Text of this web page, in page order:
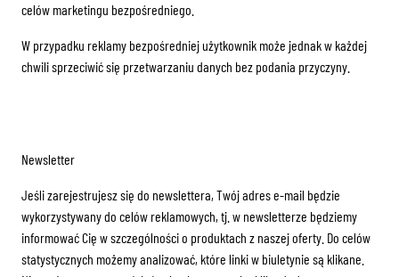
celów marketingu bezpośredniego.
W przypadku reklamy bezpośredniej użytkownik może jednak w każdej
chwili sprzeciwić się przetwarzaniu danych bez podania przyczyny.
Newsletter
Jeśli zarejestrujesz się do newslettera, Twój adres e-mail będzie
wykorzystywany do celów reklamowych, tj. w newsletterze będziemy
informować Cię w szczególności o produktach z naszej oferty. Do celów
statystycznych możemy analizować, które linki w biuletynie są klikane.